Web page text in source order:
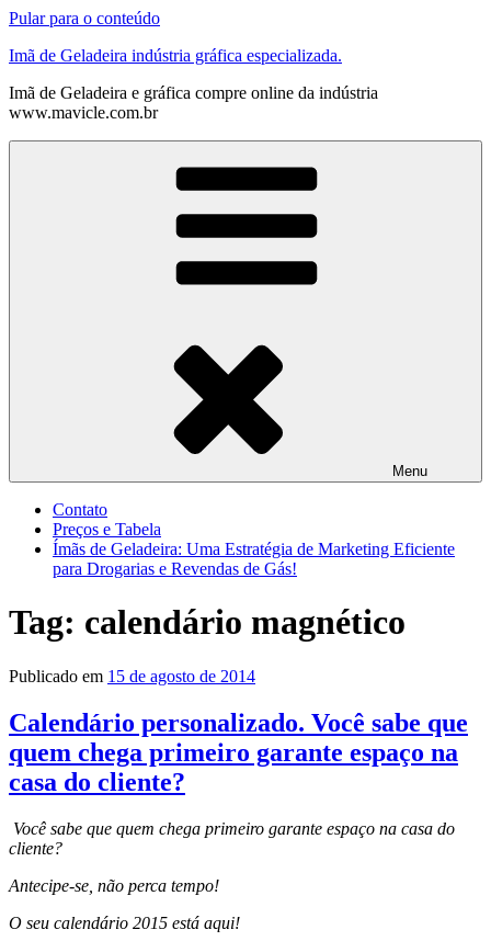
Pular para o conteúdo
Imã de Geladeira indústria gráfica especializada.
Imã de Geladeira e gráfica compre online da indústria
www.mavicle.com.br
Menu
Contato
Preços e Tabela
Ímãs de Geladeira: Uma Estratégia de Marketing Eficiente
para Drogarias e Revendas de Gás!
Tag: calendário magnético
Publicado em 15 de agosto de 2014
Calendário personalizado. Você sabe que
quem chega primeiro garante espaço na
casa do cliente?
Você sabe que quem chega primeiro garante espaço na casa do
cliente?
Antecipe-se, não perca tempo!
O seu calendário 2015 está aqui!